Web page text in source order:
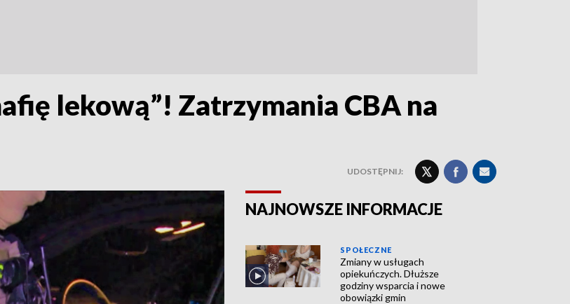
lekową”! Zatrzymania CBA na
UDOSTĘPNIJ:
NAJNOWSZE INFORMACJE
SPOŁECZNE
Zmiany w usługach
opiekuńczych. Dłuższe
godziny wsparcia i nowe
obowiązki gmin